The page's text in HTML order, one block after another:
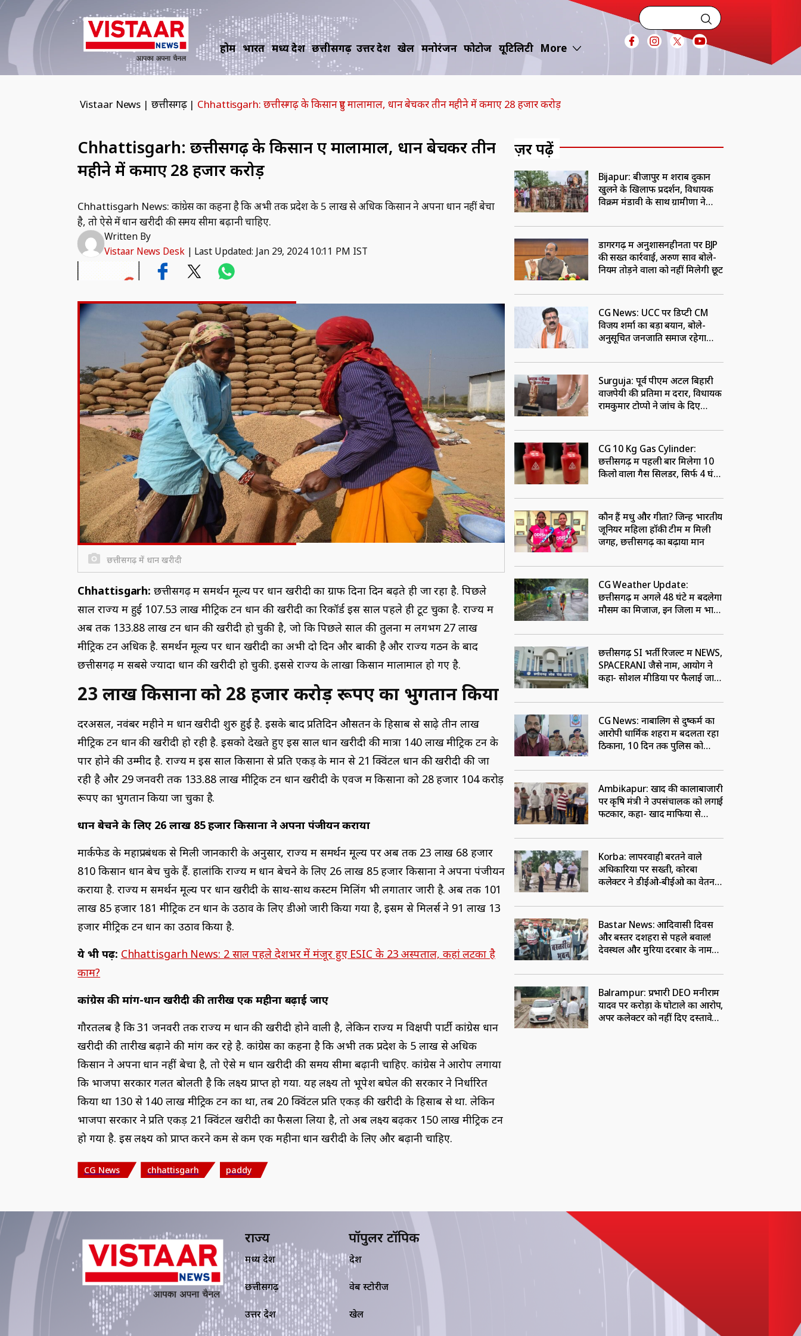
होम भारत मध्य प्रदेश छत्तीसगढ़ उत्तर प्रदेश खेल मनोरंजन फोटोज यूटिलिटी More
Vistaar News | छत्तीसगढ़ | Chhattisgarh: छत्तीसगढ़ के किसान हुए मालामाल, धान बेचकर तीन महीने में कमाए 28 हजार करोड़
Chhattisgarh: छत्तीसगढ़ के किसान हुए मालामाल, धान बेचकर तीन
महीने में कमाए 28 हजार करोड़
Chhattisgarh News: कांग्रेस का कहना है कि अभी तक प्रदेश के 5 लाख से अधिक किसान ने अपना धान नहीं बेचा
है, तो ऐसे में धान खरीदी की समय सीमा बढ़ानी चाहिए.
Written By
Vistaar News Desk| Last Updated: Jan 29, 2024 10:11 PM IST
छत्तीसगढ़ में धान खरीदी
Chhattisgarh:छत्तीसगढ़ में समर्थन मूल्य पर धान खरीदी का ग्राफ दिनों दिन बढ़ते ही जा रहा है. पिछले
साल राज्य में हुई 107.53 लाख मीट्रिक टन धान की खरीदी का रिकॉर्ड इस साल पहले ही टूट चुका है. राज्य में
अब तक 133.88 लाख टन धान की खरीदी हो चुकी है, जो कि पिछले साल की तुलना में लगभग 27 लाख
मीट्रिक टन अधिक है. समर्थन मूल्य पर धान खरीदी का अभी दो दिन और बाकी है और राज्य गठन के बाद
छत्तीसगढ़ में सबसे ज्यादा धान की खरीदी हो चुकी. इससे राज्य के लाखों किसान मालामाल हो गए है.
23 लाख किसानों को 28 हजार करोड़ रूपए का भुगतान किया
दरअसल, नवंबर महीने में धान खरीदी शुरु हुई है. इसके बाद प्रतिदिन औसतन के हिसाब से साढ़े तीन लाख
मीट्रिक टन धान की खरीदी हो रही है. इसको देखते हुए इस साल धान खरीदी की मात्रा 140 लाख मीट्रिक टन के
पार होने की उम्मीद है. राज्य में इस साल किसानों से प्रति एकड़ के मान से 21 क्विंटल धान की खरीदी की जा
रही है और 29 जनवरी तक 133.88 लाख मीट्रिक टन धान खरीदी के एवज में किसानों को 28 हजार 104 करोड़
रूपए का भुगतान किया जा चुका है.
धान बेचने के लिए 26 लाख 85 हजार किसानों ने अपना पंजीयन कराया
मार्कफेड के महाप्रबंधक से मिली जानकारी के अनुसार, राज्य में समर्थन मूल्य पर अब तक 23 लाख 68 हजार
810 किसान धान बेच चुके हैं. हालांकि राज्य में धान बेचने के लिए 26 लाख 85 हजार किसानों ने अपना पंजीयन
कराया है. राज्य में समर्थन मूल्य पर धान खरीदी के साथ-साथ कस्टम मिलिंग भी लगातार जारी है. अब तक 101
लाख 85 हजार 181 मीट्रिक टन धान के उठाव के लिए डीओ जारी किया गया है, इसमें से मिलर्स ने 91 लाख 13
हजार मीट्रिक टन धान का उठाव किया है.
ये भी पढ़ें: Chhattisgarh News: 2 साल पहले देशभर में मंजूर हुए ESIC के 23 अस्पताल, कहां लटका है
काम?
कांग्रेस की मांग-धान खरीदी की तारीख एक महीना बढ़ाई जाए
गौरतलब है कि 31 जनवरी तक राज्य में धान की खरीदी होने वाली है, लेकिन राज्य में विक्षपी पार्टी कांग्रेस धान
खरीदी की तारीख बढ़ाने की मांग कर रहे है. कांग्रेस का कहना है कि अभी तक प्रदेश के 5 लाख से अधिक
किसान ने अपना धान नहीं बेचा है, तो ऐसे में धान खरीदी की समय सीमा बढ़ानी चाहिए. कांग्रेस ने आरोप लगाया
कि भाजपा सरकार गलत बोलती है कि लक्ष्य प्राप्त हो गया. यह लक्ष्य तो भूपेश बघेल की सरकार ने निर्धारित
किया था 130 से 140 लाख मीट्रिक टन का था, तब 20 क्विंटल प्रति एकड़ की खरीदी के हिसाब से था. लेकिन
भाजपा सरकार ने प्रति एकड़ 21 क्विंटल खरीदी का फैसला लिया है, तो अब लक्ष्य बढ़कर 150 लाख मीट्रिक टन
हो गया है. इस लक्ष्य को प्राप्त करने कम से कम एक महीना धान खरीदी के लिए और बढ़ानी चाहिए.
CG News chhattisgarh paddy
ज़रूर पढ़ें
Bijapur: बीजापुर में शराब दुकान
खुलने के खिलाफ प्रदर्शन, विधायक
विक्रम मंडावी के साथ ग्रामीणों ने
डोंगरगढ़ में अनुशासनहीनता पर BJP
की सख्त कार्रवाई, अरुण साव बोले-
नियम तोड़ने वालों को नहीं मिलेगी छूट
CG News: UCC पर डिप्टी CM
विजय शर्मा का बड़ा बयान, बोले-
अनुसूचित जनजाति समाज रहेगा
Surguja: पूर्व पीएम अटल बिहारी
वाजपेयी की प्रतिमा में दरार, विधायक
रामकुमार टोप्पो ने जांच के दिए
CG 10 Kg Gas Cylinder:
छत्तीसगढ़ में पहली बार मिलेगा 10
किलो वाला गैस सिलेंडर, सिर्फ 4 घंटे
बुकिंग
कौन हैं मधु और गीता? जिन्हें भारतीय
जूनियर महिला हॉकी टीम में मिली
जगह, छत्तीसगढ़ का बढ़ाया मान
CG Weather Update:
छत्तीसगढ़ में अगले 48 घंटे में बदलेगा
मौसम का मिजाज, इन जिलों में भारी
छत्तीसगढ़ SI भर्ती रिजल्ट में NEWS,
SPACERANI जैसे नाम, आयोग ने
कहा- सोशल मीडिया पर फैलाई जा
CG News: नाबालिग से दुष्कर्म का
आरोपी धार्मिक शहरों में बदलता रहा
ठिकाना, 10 दिन तक पुलिस को
Ambikapur: खाद की कालाबाजारी
पर कृषि मंत्री ने उपसंचालक को लगाई
फटकार, कहा- खाद माफिया से
Korba: लापरवाही बरतने वाले
अधिकारियों पर सख्ती, कोरबा
कलेक्टर ने डीईओ-बीईओ का वेतन
Bastar News: आदिवासी दिवस
और बस्तर दशहरा से पहले बवाल!
देवस्थल और मुरिया दरबार के नाम
Balrampur: प्रभारी DEO मनीराम
यादव पर करोड़ों के घोटाले का आरोप,
अपर कलेक्टर को नहीं दिए दस्तावेज,
राज्य
मध्य प्रदेश
छत्तीसगढ़
उत्तर प्रदेश
पॉपुलर टॉपिक
देश
वेब स्टोरीज
खेल